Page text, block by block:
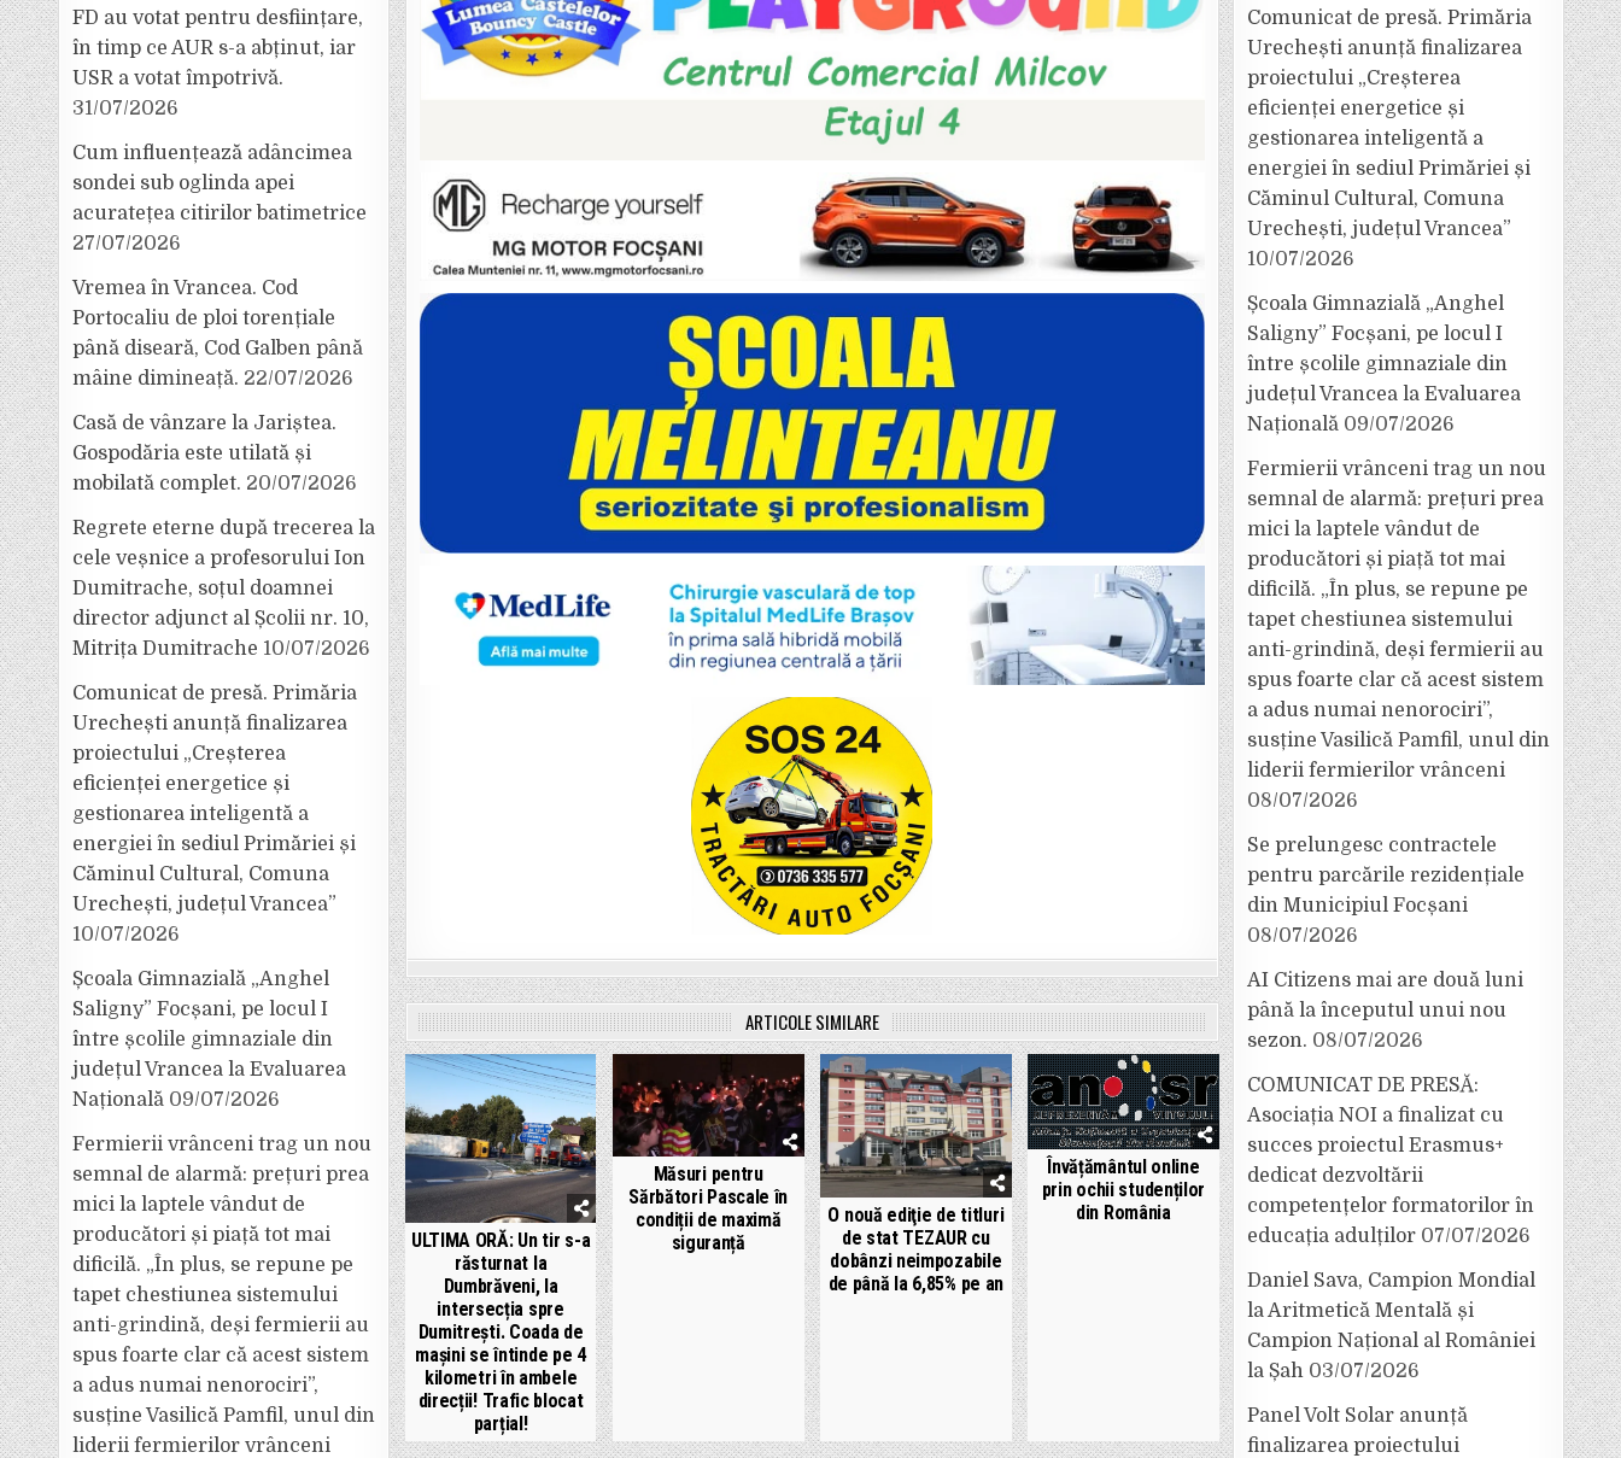
ARTICOLE SIMILARE
ULTIMA ORĂ: Un tir s-a
răsturnat la
Dumbrăveni, la
intersecția spre
Dumitrești. Coada de
mașini se întinde pe 4
kilometri în ambele
direcții! Trafic blocat
parțial!
Măsuri pentru
Sărbători Pascale în
condiții de maximă
siguranță
O nouă ediţie de titluri
de stat TEZAUR cu
dobânzi neimpozabile
de până la 6,85% pe an
Învățământul online
prin ochii studenților
din România
FD au votat pentru desființare,
în timp ce AUR s-a abținut, iar
USR a votat împotrivă.
31/07/2026
Cum influențează adâncimea
sondei sub oglinda apei
acuratețea citirilor batimetrice
27/07/2026
Vremea în Vrancea. Cod
Portocaliu de ploi torențiale
până diseară, Cod Galben până
mâine dimineață. 22/07/2026
Casă de vânzare la Jariștea.
Gospodăria este utilată și
mobilată complet. 20/07/2026
Regrete eterne după trecerea la
cele veșnice a profesorului Ion
Dumitrache, soțul doamnei
director adjunct al Școlii nr. 10,
Mitrița Dumitrache 10/07/2026
Comunicat de presă. Primăria
Urechești anunță finalizarea
proiectului „Creșterea
eficienței energetice și
gestionarea inteligentă a
energiei în sediul Primăriei și
Căminul Cultural, Comuna
Urechești, județul Vrancea”
10/07/2026
Școala Gimnazială „Anghel
Saligny” Focșani, pe locul I
între școlile gimnaziale din
județul Vrancea la Evaluarea
Națională 09/07/2026
Fermierii vrânceni trag un nou
semnal de alarmă: prețuri prea
mici la laptele vândut de
producători și piață tot mai
dificilă. „În plus, se repune pe
tapet chestiunea sistemului
anti-grindină, deși fermierii au
spus foarte clar că acest sistem
a adus numai nenorociri”,
susține Vasilică Pamfil, unul din
liderii fermierilor vrânceni
Comunicat de presă. Primăria
Urechești anunță finalizarea
proiectului „Creșterea
eficienței energetice și
gestionarea inteligentă a
energiei în sediul Primăriei și
Căminul Cultural, Comuna
Urechești, județul Vrancea”
10/07/2026
Școala Gimnazială „Anghel
Saligny” Focșani, pe locul I
între școlile gimnaziale din
județul Vrancea la Evaluarea
Națională 09/07/2026
Fermierii vrânceni trag un nou
semnal de alarmă: prețuri prea
mici la laptele vândut de
producători și piață tot mai
dificilă. „În plus, se repune pe
tapet chestiunea sistemului
anti-grindină, deși fermierii au
spus foarte clar că acest sistem
a adus numai nenorociri”,
susține Vasilică Pamfil, unul din
liderii fermierilor vrânceni
08/07/2026
Se prelungesc contractele
pentru parcările rezidențiale
din Municipiul Focșani
08/07/2026
AI Citizens mai are două luni
până la începutul unui nou
sezon. 08/07/2026
COMUNICAT DE PRESĂ:
Asociația NOI a finalizat cu
succes proiectul Erasmus+
dedicat dezvoltării
competențelor formatorilor în
educația adulților 07/07/2026
Daniel Sava, Campion Mondial
la Aritmetică Mentală și
Campion Național al României
la Șah 03/07/2026
Panel Volt Solar anunță
finalizarea proiectului